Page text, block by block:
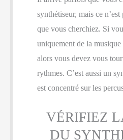
synthétiseur, mais ce
que vous cherchiez. Si
uniquement de la musique
alors vous devez vous
rythmes. C’est aussi un
est concentré sur les
VÉRIFIEZ
DU